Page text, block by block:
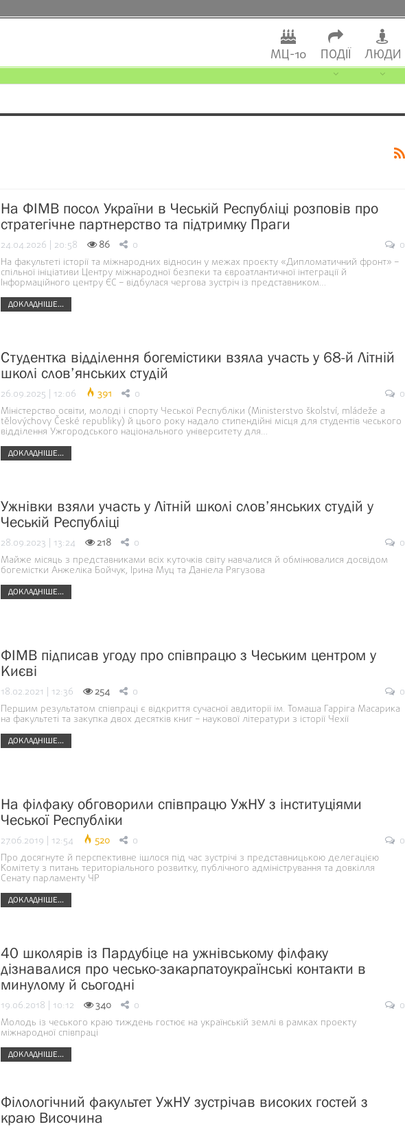
МЦ-10 ПОДІЇ ЛЮДИ
На ФІМВ посол України в Чеській Республіці розповів про
стратегічне партнерство та підтримку Праги
24.04.2026 | 20:58 86 0
0
На факультеті історії та міжнародних відносин у межах проєкту «Дипломатичний фронт» –
спільної ініціативи Центру міжнародної безпеки та євроатлантичної інтеграції й
Інформаційного центру ЄС – відбулася чергова зустріч із представником…
ДОКЛАДНІШЕ...
Студентка відділення богемістики взяла участь у 68-й Літній
школі слов’янських студій
26.09.2025 | 12:06 391 0
0
Міністерство освіти, молоді і спорту Чеської Республіки (Ministerstvо školství, mládeže a
tělovýchovy České republiky) й цього року надало стипендійні місця для студентів чеського
відділення Ужгородського національного університету для…
ДОКЛАДНІШЕ...
Ужнівки взяли участь у Літній школі слов’янських студій у
Чеській Республіці
28.09.2023 | 13:24 218 0
0
Майже місяць з представниками всіх куточків світу навчалися й обмінювалися досвідом
богемістки Анжеліка Бойчук, Ірина Муц та Даніела Рягузова
ДОКЛАДНІШЕ...
ФІМВ підписав угоду про співпрацю з Чеським центром у
Києві
18.02.2021 | 12:36 254 0
0
Першим результатом співпраці є відкриття сучасної авдиторії ім. Томаша Гарріга Масарика
на факультеті та закупка двох десятків книг – наукової літератури з історії Чехії
ДОКЛАДНІШЕ...
На філфаку обговорили співпрацю УжНУ з інституціями
Чеської Республіки
27.06.2019 | 12:54 520 0
0
Про досягнуте й перспективне ішлося під час зустрічі з представницькою делегацією
Комітету з питань територіального розвитку, публічного адміністрування та довкілля
Сенату парламенту ЧР
ДОКЛАДНІШЕ...
40 школярів із Пардубіце на ужнівському філфаку
дізнавалися про чесько-закарпатоукраїнські контакти в
минулому й сьогодні
19.06.2018 | 10:12 340 0
0
Молодь із чеського краю тиждень гостює на українській землі в рамках проекту
міжнародної співпраці
ДОКЛАДНІШЕ...
Філологічний факультет УжНУ зустрічав високих гостей з
краю Височина